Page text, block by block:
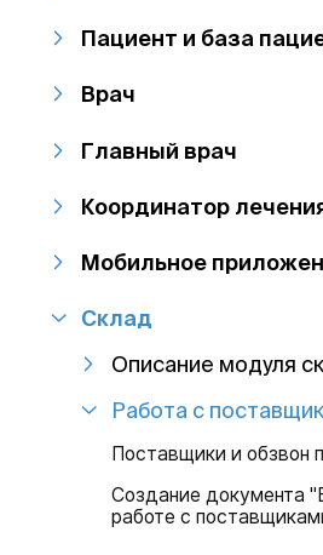
Пациент и база
Врач
Главный врач
Координатор
Мобильное
Склад
Описание модуля
Работа с
Поставщики и обзвон
Создание документа
работе с